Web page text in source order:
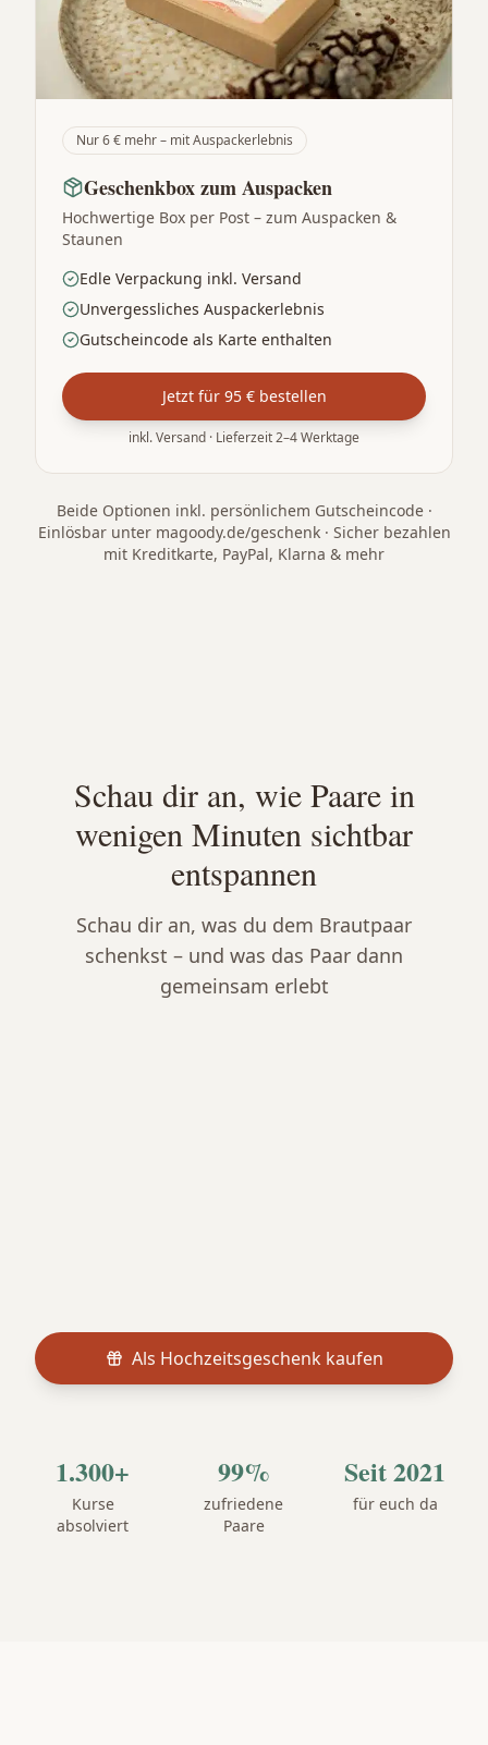
Nur 6 € mehr – mit Auspackerlebnis
Geschenkbox zum Auspacken
Hochwertige Box per Post – zum Auspacken &
Staunen
Edle Verpackung inkl. Versand
Unvergessliches Auspackerlebnis
Gutscheincode als Karte enthalten
Jetzt für 95 € bestellen
inkl. Versand · Lieferzeit 2–4 Werktage
Beide Optionen inkl. persönlichem Gutscheincode ·
Einlösbar unter magoody.de/geschenk · Sicher bezahlen
mit Kreditkarte, PayPal, Klarna & mehr
Schau dir an, wie Paare in
wenigen Minuten sichtbar
entspannen
Schau dir an, was du dem Brautpaar
schenkst – und was das Paar dann
gemeinsam erlebt
Als Hochzeitsgeschenk kaufen
1.300+
Kurse
absolviert
99%
zufriedene
Paare
Seit 2021
für euch da